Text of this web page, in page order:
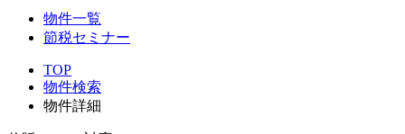
物件一覧
節税セミナー
TOP
物件検索
物件詳細